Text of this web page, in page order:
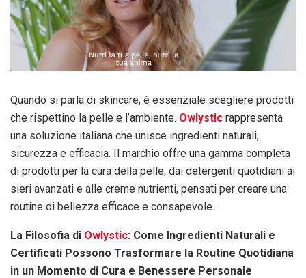
Quando si parla di skincare, è essenziale scegliere prodotti
che rispettino la pelle e l’ambiente. Owlystic rappresenta
una soluzione italiana che unisce ingredienti naturali,
sicurezza e efficacia. Il marchio offre una gamma completa
di prodotti per la cura della pelle, dai detergenti quotidiani ai
sieri avanzati e alle creme nutrienti, pensati per creare una
routine di bellezza efficace e consapevole.
La Filosofia di Owlystic: Come Ingredienti Naturali e
Certificati Possono Trasformare la Routine Quotidiana
in un Momento di Cura e Benessere Personale